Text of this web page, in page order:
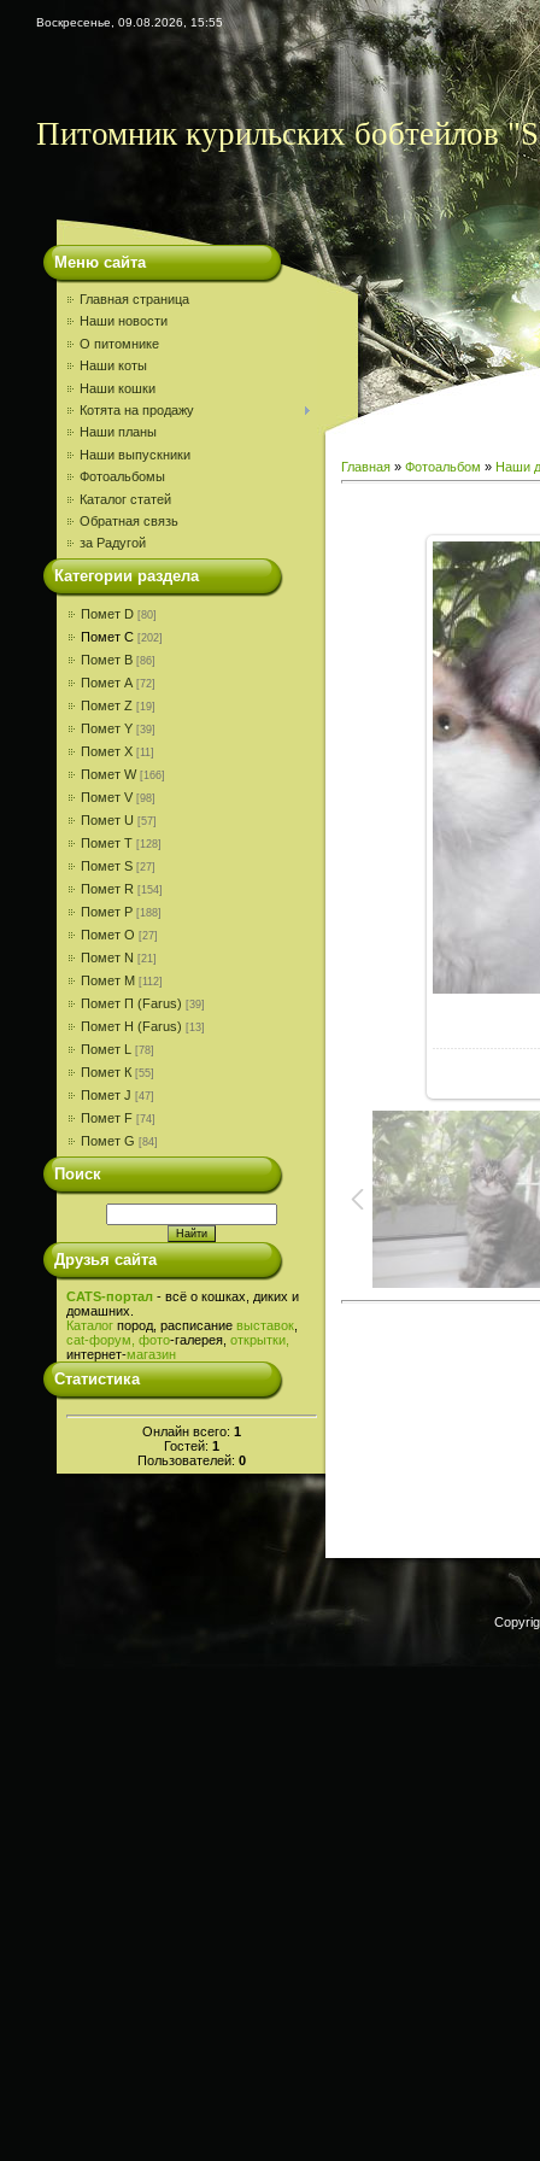
Воскресенье, 09.08.2026, 15:55
Питомник курильских бобтейлов
Меню сайта
Главная страница
Наши новости
О питомнике
Наши коты
Наши кошки
Котята на продажу
Наши планы
Наши выпускники
Фотоальбомы
Каталог статей
Обратная связь
за Радугой
Категории раздела
Помет D [80]
Помет С [202]
Помет В [86]
Помет A [72]
Помет Z [19]
Помет Y [39]
Помет X [11]
Помет W [166]
Помет V [98]
Помет U [57]
Помет T [128]
Помет S [27]
Помет R [154]
Помет P [188]
Помет О [27]
Помет N [21]
Помет M [112]
Помет П (Farus) [39]
Помет Н (Farus) [13]
Помет L [78]
Помет К [55]
Помет J [47]
Помет F [74]
Помет G [84]
Поиск
Друзья сайта
CATS-портал - всё о кошках, диких и
домашних.
Каталог пород, расписание выставок
cat-форум, фото-галерея, открытки,
интернет-магазин
Статистика
Онлайн всего: 1
Гостей: 1
Пользователей: 0
Главная » Фотоальбом » Наши